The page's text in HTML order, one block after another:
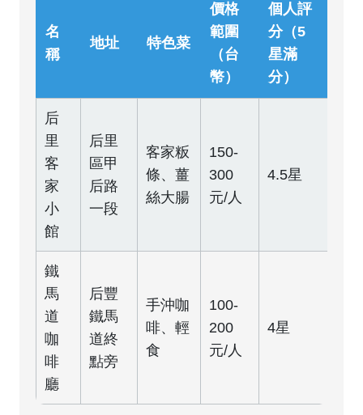
名
稱
地址 特色菜
價格
範圍
（台
幣）
個人評
分（5
星滿
分）
后
里
客
家
小
館
后里
區甲
后路
一段
客家粄
條、薑
絲大腸
150-
300
元/人
4.5星
鐵
馬
道
咖
啡
廳
后豐
鐵馬
道終
點旁
手沖咖
啡、輕
食
100-
200
元/人
4星